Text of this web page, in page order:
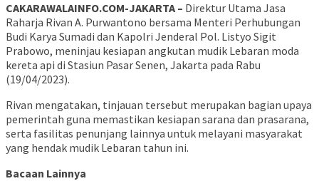
CAKARAWALAINFO.COM-JAKARTA – Direktur Utama Jasa
Raharja Rivan A. Purwantono bersama Menteri Perhubungan
Budi Karya Sumadi dan Kapolri Jenderal Pol. Listyo Sigit
Prabowo, meninjau kesiapan angkutan mudik Lebaran moda
kereta api di Stasiun Pasar Senen, Jakarta pada Rabu
(19/04/2023).
Rivan mengatakan, tinjauan tersebut merupakan bagian upaya
pemerintah guna memastikan kesiapan sarana dan prasarana,
serta fasilitas penunjang lainnya untuk melayani masyarakat
yang hendak mudik Lebaran tahun ini.
Bacaan Lainnya